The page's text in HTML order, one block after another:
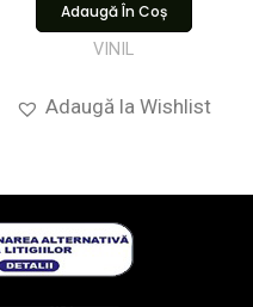
Adaugă În Coș
VINIL
Adaugă la Wishlist